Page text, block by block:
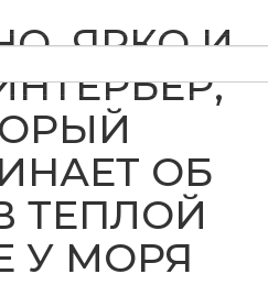
ЯРКО И
ОБ
ТЕПЛОЙ
У МОРЯ